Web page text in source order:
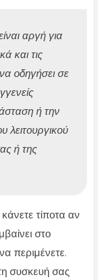
αργή για
και τις
οδηγήσει σε
ή την
ή της
τίποτα αν
στο
περιμένετε.
συσκευή σας